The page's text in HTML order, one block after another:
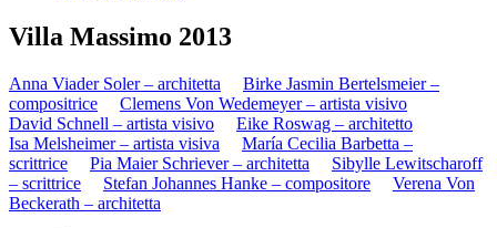
Villa Massimo 2013
Anna Viader Soler – architetta
Birke Jasmin Bertelsmeier –
compositrice
Clemens Von Wedemeyer – artista visivo
David Schnell – artista visivo
Eike Roswag – architetto
Isa Melsheimer – artista visiva
María Cecilia Barbetta –
scrittrice
Pia Maier Schriever – architetta
Sibylle Lewitscharoff
– scrittrice
Stefan Johannes Hanke – compositore
Verena Von
Beckerath – architetta